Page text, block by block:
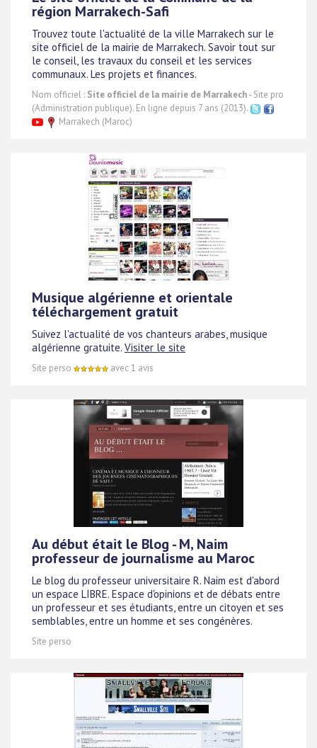
région Marrakech-Safi
Trouvez toute l'actualité de la ville Marrakech sur le
site officiel de la mairie de Marrakech. Savoir tout sur
le conseil, les travaux du conseil et les services
communaux. Les projets et finances.
Nom officiel : Site officiel de la mairie de Marrakech- Site pro
(Administration publique). En ligne depuis 7 ans (2013).
Marrakech (Maroc)
Musique algérienne et orientale
téléchargement gratuit
Suivez l'actualité de vos chanteurs arabes, musique
algérienne gratuite. Visiter le site
Site perso avec 1 avis
Au début était le Blog - M, Naim
professeur de journalisme au Maroc
Le blog du professeur universitaire R. Naim est d'abord
un espace LIBRE. Espace d'opinions et de débats entre
un professeur et ses étudiants, entre un citoyen et ses
semblables, entre un homme et ses congénères.
Site perso